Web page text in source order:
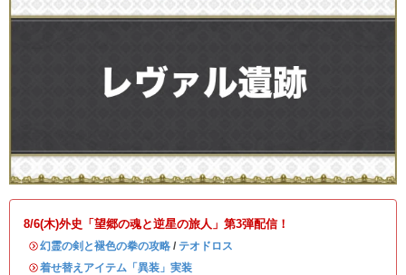
8/6(木)外史「望郷の魂と逆星の旅人」第3弾配信！
・幻霊の剣と褪色の拳の攻略 / テオドロス
・着せ替えアイテム「異装」実装